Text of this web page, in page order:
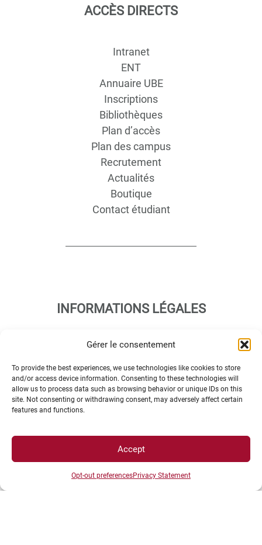
Gérer le consentement
To provide the best experiences, we use technologies like cookies to store
and/or access device information. Consenting to these technologies will
allow us to process data such as browsing behavior or unique IDs on this
site. Not consenting or withdrawing consent, may adversely affect certain
features and functions.
Accept
Opt-out preferencesPrivacy Statement
ACCÈS DIRECTS
Intranet
ENT
Annuaire UBE
Inscriptions
Bibliothèques
Plan d’accès
Plan des campus
Recrutement
Actualités
Boutique
Contact étudiant
INFORMATIONS LÉGALES
Plan d’accès des campus
Mentions légales
Données personnelles et gestion des cookies
Gérer mes cookies
Avertissement
Création agence MagicWeb